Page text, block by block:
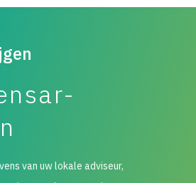
van uw lokale adviseur,